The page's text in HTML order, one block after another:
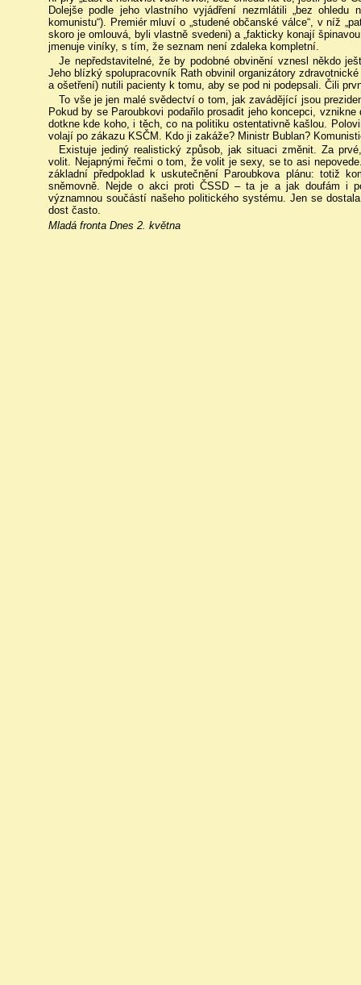
Dolejše podle jeho vlastního vyjádření nezmlátili „bez
komunistu“). Premiér mluví o „studené občanské válce“, v níž
skoro je omlouvá, byli vlastně svedeni) a „fakticky konají
jmenuje viníky, s tím, že seznam není zdaleka kompletní.
Je nepředstavitelné, že by podobné obvinění vznesl někdo
Jeho blízký spolupracovník Rath obvinil organizátory
a ošetření) nutili pacienty k tomu, aby se pod ni podepsali. Čili
To vše je jen malé svědectví o tom, jak zavádějící jsou
Pokud by se Paroubkovi podařilo prosadit jeho koncepci,
dotkne kde koho, i těch, co na politiku ostentativně kašlou.
volají po zákazu KSČM. Kdo ji zakáže? Ministr Bublan?
Existuje jediný realistický způsob, jak situaci změnit. Za
volit. Nejapnými řečmi o tom, že volit je sexy, se to asi
základní předpoklad k uskutečnění Paroubkova plánu: totiž
sněmovně. Nejde o akci proti ČSSD – ta je a jak doufám i
významnou součástí našeho politického systému. Jen se
dost často.
Mladá fronta Dnes 2. května